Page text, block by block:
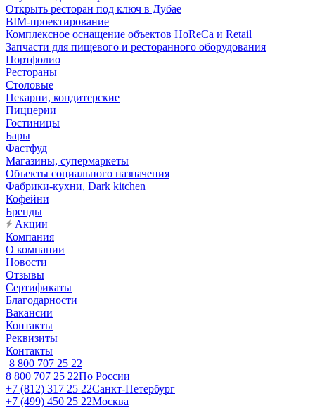
Открыть ресторан под ключ в Дубае
BIM-проектирование
Комплексное оснащение объектов HoReCa и Retail
Запчасти для пищевого и ресторанного оборудования
Портфолио
Рестораны
Столовые
Пекарни, кондитерские
Пиццерии
Гостиницы
Бары
Фастфуд
Магазины, супермаркеты
Объекты социального назначения
Фабрики-кухни, Dark kitchen
Кофейни
Бренды
Акции
Компания
О компании
Новости
Отзывы
Сертификаты
Благодарности
Вакансии
Контакты
Реквизиты
Контакты
8 800 707 25 22
8 800 707 25 22По России
+7 (812) 317 25 22Санкт-Петербург
+7 (499) 450 25 22Москва